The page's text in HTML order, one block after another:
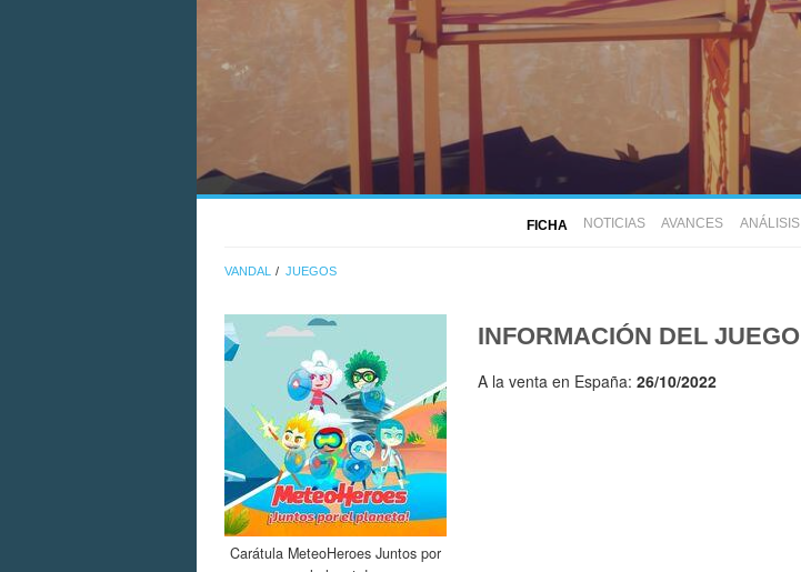
FICHA NOTICIAS AVANCES ANÁLISIS
VANDAL JUEGOS
Carátula MeteoHeroes Juntos por
INFORMACIÓN DEL JUEGO
A la venta en España: 26/10/2022